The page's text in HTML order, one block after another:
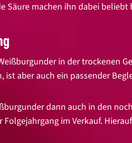
Säure machen ihn dabei beliebt
in der trockenen
ist aber auch ein passender
dann auch in den
Folgejahrgang im Verkauf.